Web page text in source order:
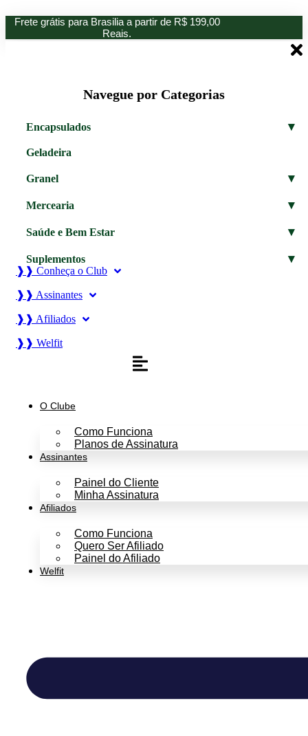
para
Frete grátis para Brasilia a partir de R$ 199,00
Reais.
Navegue por Categorias
Encapsulados ▾
Geladeira
Granel ▾
Mercearia ▾
Saúde e Bem Estar ▾
Suplementos ▾
❱❱ Conheça o Club
❱❱ Assinantes
❱❱ Afiliados
❱❱ Welfit
O Clube
Como Funciona
Planos de Assinatura
Assinantes
Painel do Cliente
Minha Assinatura
Afiliados
Como Funciona
Quero Ser Afiliado
Painel do Afiliado
Welfit